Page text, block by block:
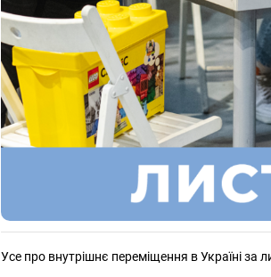
Усе про внутрішнє переміщення в Україні за